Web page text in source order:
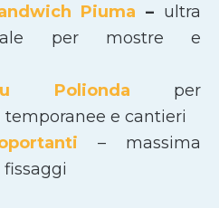
Piuma – ultra
per mostre e
Polionda per
e cantieri
– massima